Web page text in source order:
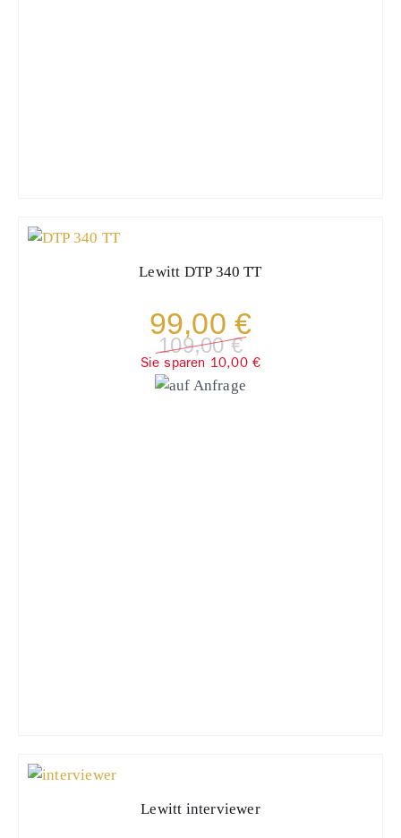
Lewitt DTP 340 TT
99,00 €
109,00 €
Sie sparen 10,00 €
Lewitt interviewer